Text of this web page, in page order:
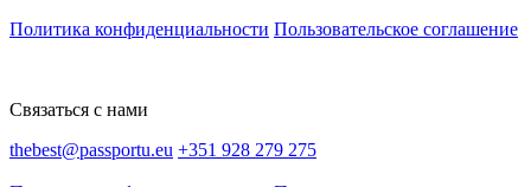
Политика конфиденциальности Пользовательское соглашение
Связаться с нами
thebest@passportu.eu +351 928 279 275